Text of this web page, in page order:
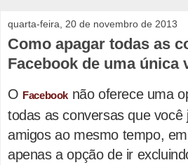
quarta-feira, 20 de novembro de 2013
Como apagar todas as
Facebook de uma única
O Facebook não oferece uma
todas as conversas que
amigos ao mesmo tempo,
apenas a opção de ir